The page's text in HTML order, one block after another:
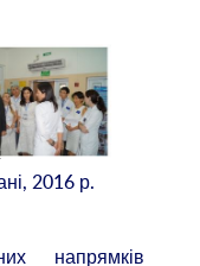
2016 р.
напрямків